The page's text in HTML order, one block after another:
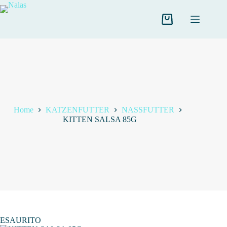
Salta
al
Carrello
Home KATZENFUTTER
NASSFUTTER
KITTEN SALSA 85G
ESAURITO